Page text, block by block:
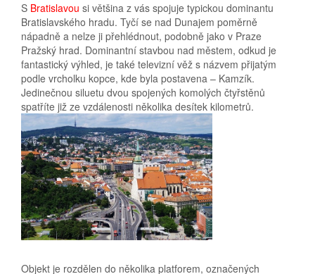
S Bratislavou si většina z vás spojuje typickou dominantu
Bratislavského hradu. Tyčí se nad Dunajem poměrně
nápadně a nelze ji přehlédnout, podobně jako v Praze
Pražský hrad. Dominantní stavbou nad městem, odkud je
fantastický výhled, je také televizní věž s názvem přijatým
podle vrcholku kopce, kde byla postavena – Kamzík.
Jedinečnou siluetu dvou spojených komolých čtyřstěnů
spatříte již ze vzdálenosti několika desítek kilometrů.
Objekt je rozdělen do několika platforem, označených